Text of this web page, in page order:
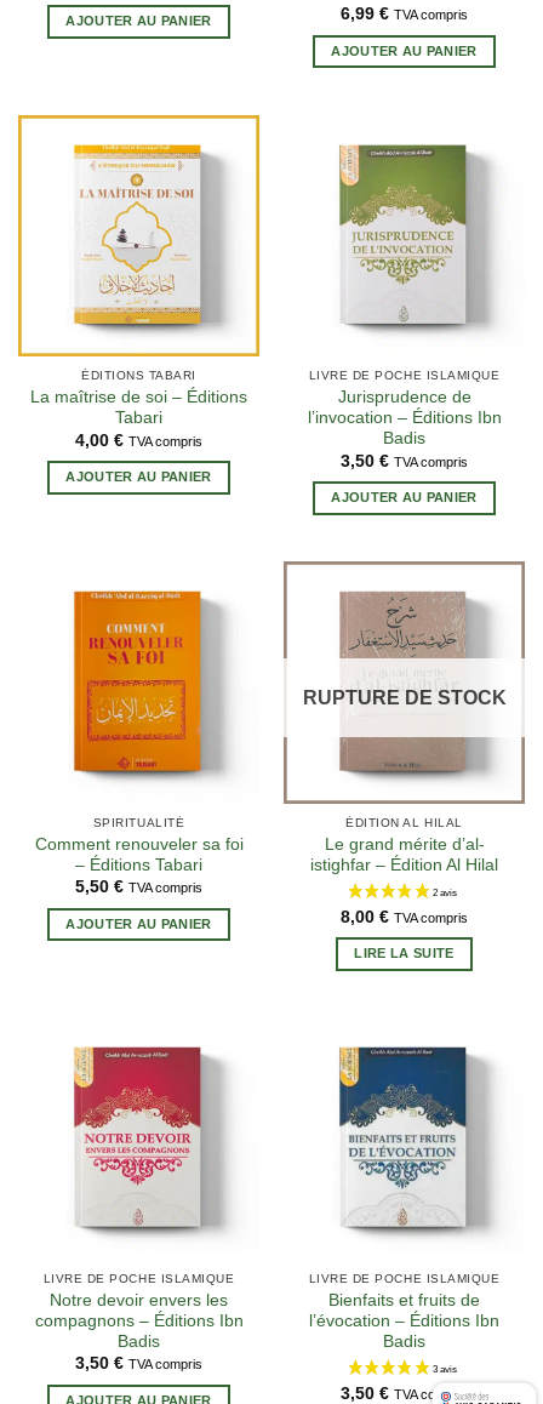
AJOUTER AU PANIER 6,99 € TVA compris
AJOUTER AU PANIER
ÉDITIONS TABARI
La maîtrise de soi – Éditions
Tabari
4,00 € TVA compris
AJOUTER AU PANIER
LIVRE DE POCHE ISLAMIQUE
Jurisprudence de
l’invocation – Éditions Ibn
Badis
3,50 € TVA compris
AJOUTER AU PANIER
SPIRITUALITÉ
Comment renouveler sa foi
– Éditions Tabari
5,50 € TVA compris
AJOUTER AU PANIER
RUPTURE DE STOCK
ÉDITION AL HILAL
Le grand mérite d’al-
istighfar – Édition Al Hilal
8,00 € TVA compris
LIRE LA SUITE
LIVRE DE POCHE ISLAMIQUE
Notre devoir envers les
compagnons – Éditions Ibn
Badis
3,50 € TVA compris
AJOUTER AU PANIER
LIVRE DE POCHE ISLAMIQUE
Bienfaits et fruits de
l’évocation – Éditions Ibn
Badis
3,50 € TVA compris